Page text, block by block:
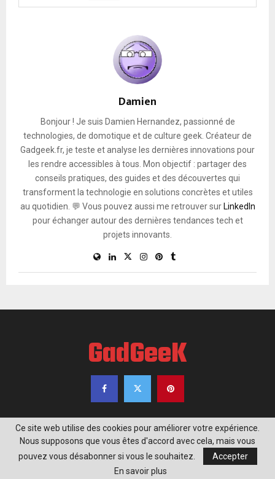
Damien
Bonjour ! Je suis Damien Hernandez, passionné de
technologies, de domotique et de culture geek. Créateur de
Gadgeek.fr, je teste et analyse les dernières innovations pour
les rendre accessibles à tous. Mon objectif : partager des
conseils pratiques, des guides et des découvertes qui
transforment la technologie en solutions concrètes et utiles
au quotidien. 💬 Vous pouvez aussi me retrouver sur LinkedIn
pour échanger autour des dernières tendances tech et
projets innovants.
GadGeeK
@2020 - www.gadgeek.fr. Tous droits réservés.
Geekeries Multimédia
Ce site web utilise des cookies pour améliorer votre expérience.
Nous supposons que vous êtes d'accord avec cela, mais vous
pouvez vous désabonner si vous le souhaitez.
Accepter
En savoir plus